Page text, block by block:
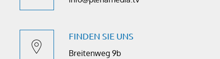
FINDEN SIE UNS
Breitenweg 9b